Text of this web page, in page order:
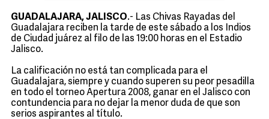
GUADALAJARA, JALISCO.- Las Chivas Rayadas del
Guadalajara reciben la tarde de este sábado a los Indios
de Ciudad juárez al filo de las 19:00 horas en el Estadio
Jalisco.
La calificación no está tan complicada para el
Guadalajara, siempre y cuando superen su peor pesadilla
en todo el torneo Apertura 2008, ganar en el Jalisco con
contundencia para no dejar la menor duda de que son
serios aspirantes al título.